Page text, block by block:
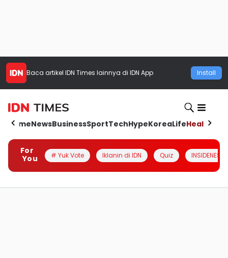
Baca artikel IDN Times lainnya di IDN App Install
HomeNewsBusinessSportTechHypeKoreaLifeHealth
For
You
# Yuk Vote Iklanin di IDN Quiz INSIDENESIA